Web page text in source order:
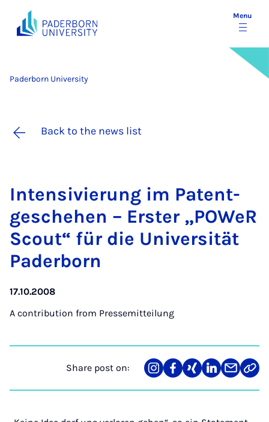
Menu
Paderborn University
Back to the news list
In­tens­ivier­ung im Pat­ent­
ges­chehen – Er­ster „POWeR
Scout“ für die Uni­versität
Pader­born
17.10.2008
A contribution from Pressemitteilung
Share post on:
Share
on
Teilen
auf
Teilen
auf
Teilen
auf
Teilen
über
Mail
Link